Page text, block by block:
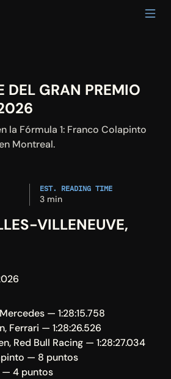
GRAN PREMIO
la Fórmula 1: Franco Colapinto
Montreal.
EST. READING TIME
3 min
VILLENEUVE,
— 1:28:15.758
Ferrari — 1:28:26.526
Red Bull Racing — 1:28:27.034
— 8 puntos
4 puntos